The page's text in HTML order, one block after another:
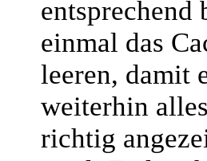
entsprechend
einmal das
leeren, damit
weiterhin alles
richtig